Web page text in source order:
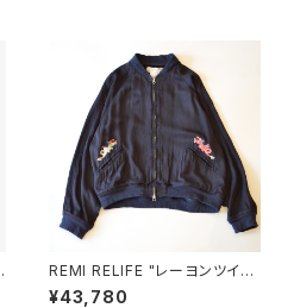
REMI RELIFE "レーヨンツイル
スカジャン(刺繍)"
¥43,780